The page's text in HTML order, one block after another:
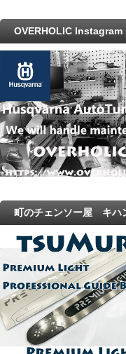
OVERHOLIC Instagram
町のチェンソー屋 キハ
プ